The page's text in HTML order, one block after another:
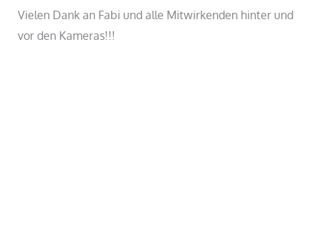
Vielen Dank an Fabi und alle Mitwirkenden hinter und
vor den Kameras!!!